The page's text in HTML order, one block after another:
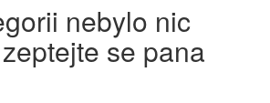
nebylo nic
se pana